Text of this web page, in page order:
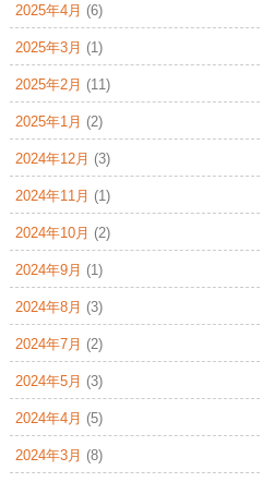
2025年4月 (6)
2025年3月 (1)
2025年2月 (11)
2025年1月 (2)
2024年12月 (3)
2024年11月 (1)
2024年10月 (2)
2024年9月 (1)
2024年8月 (3)
2024年7月 (2)
2024年5月 (3)
2024年4月 (5)
2024年3月 (8)